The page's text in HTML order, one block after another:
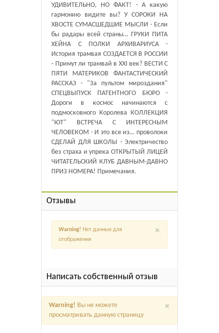
УДИВИТЕЛЬНО, НО ФАКТ! - А какую
гармонию видите вы? У СОРОКИ НА
ХВОСТЕ СУМАСШЕДШИЕ МЫСЛИ - Если
бы радары всей страны… ГРУКИ ПИТА
ХЕЙНА С ПОЛКИ АРХИВАРИУСА -
История трамвая СОЗДАЕТСЯ В РОССИИ
- Примут ли трамвай в XXI век? ВЕСТИ С
ПЯТИ МАТЕРИКОВ ФАНТАСТИЧЕСКИЙ
РАССКАЗ - "За пультом мироздания"
СПЕЦВЫПУСК ПАТЕНТНОГО БЮРО -
Дороги в космос начинаются с
подмосковного Королева КОЛЛЕКЦИЯ
"ЮТ" ВСТРЕЧА С ИНТЕРЕСНЫМ
ЧЕЛОВЕКОМ - И это все из… проволоки
СДЕЛАЙ ДЛЯ ШКОЛЫ - Электричество
без страха и упрека ОТКРЫТЫЙ ЛИЦЕЙ
ЧИТАТЕЛЬСКИЙ КЛУБ ДАВНЫМ-ДАВНО
ПРИЗ НОМЕРА! Примечания.
Отзывы
×
Warning! Нет данных для
отображения
Написать собственный отзыв
×
Warning! Вы не можете
просматривать данную страницу